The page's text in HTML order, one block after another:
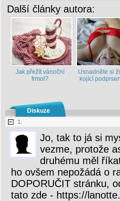
Další články autora:
Jak přežít vánoční
frmol?
Usnadněte si
kojící
Diskuze
1.
Jo, tak to já si
vezme, protože
druhému měl
ho ovšem nepožádá o
DOPORUČIT stránku,
tato zde - https://